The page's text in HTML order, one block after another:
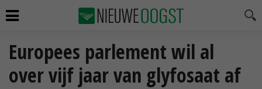
Europees parlement wil al
over vijf jaar van glyfosaat af